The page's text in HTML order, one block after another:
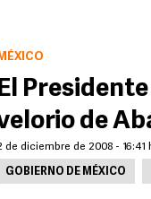
MÉXICO
de
de diciembre de 2008 - 16:41
GOBIERNO DE MÉXICO